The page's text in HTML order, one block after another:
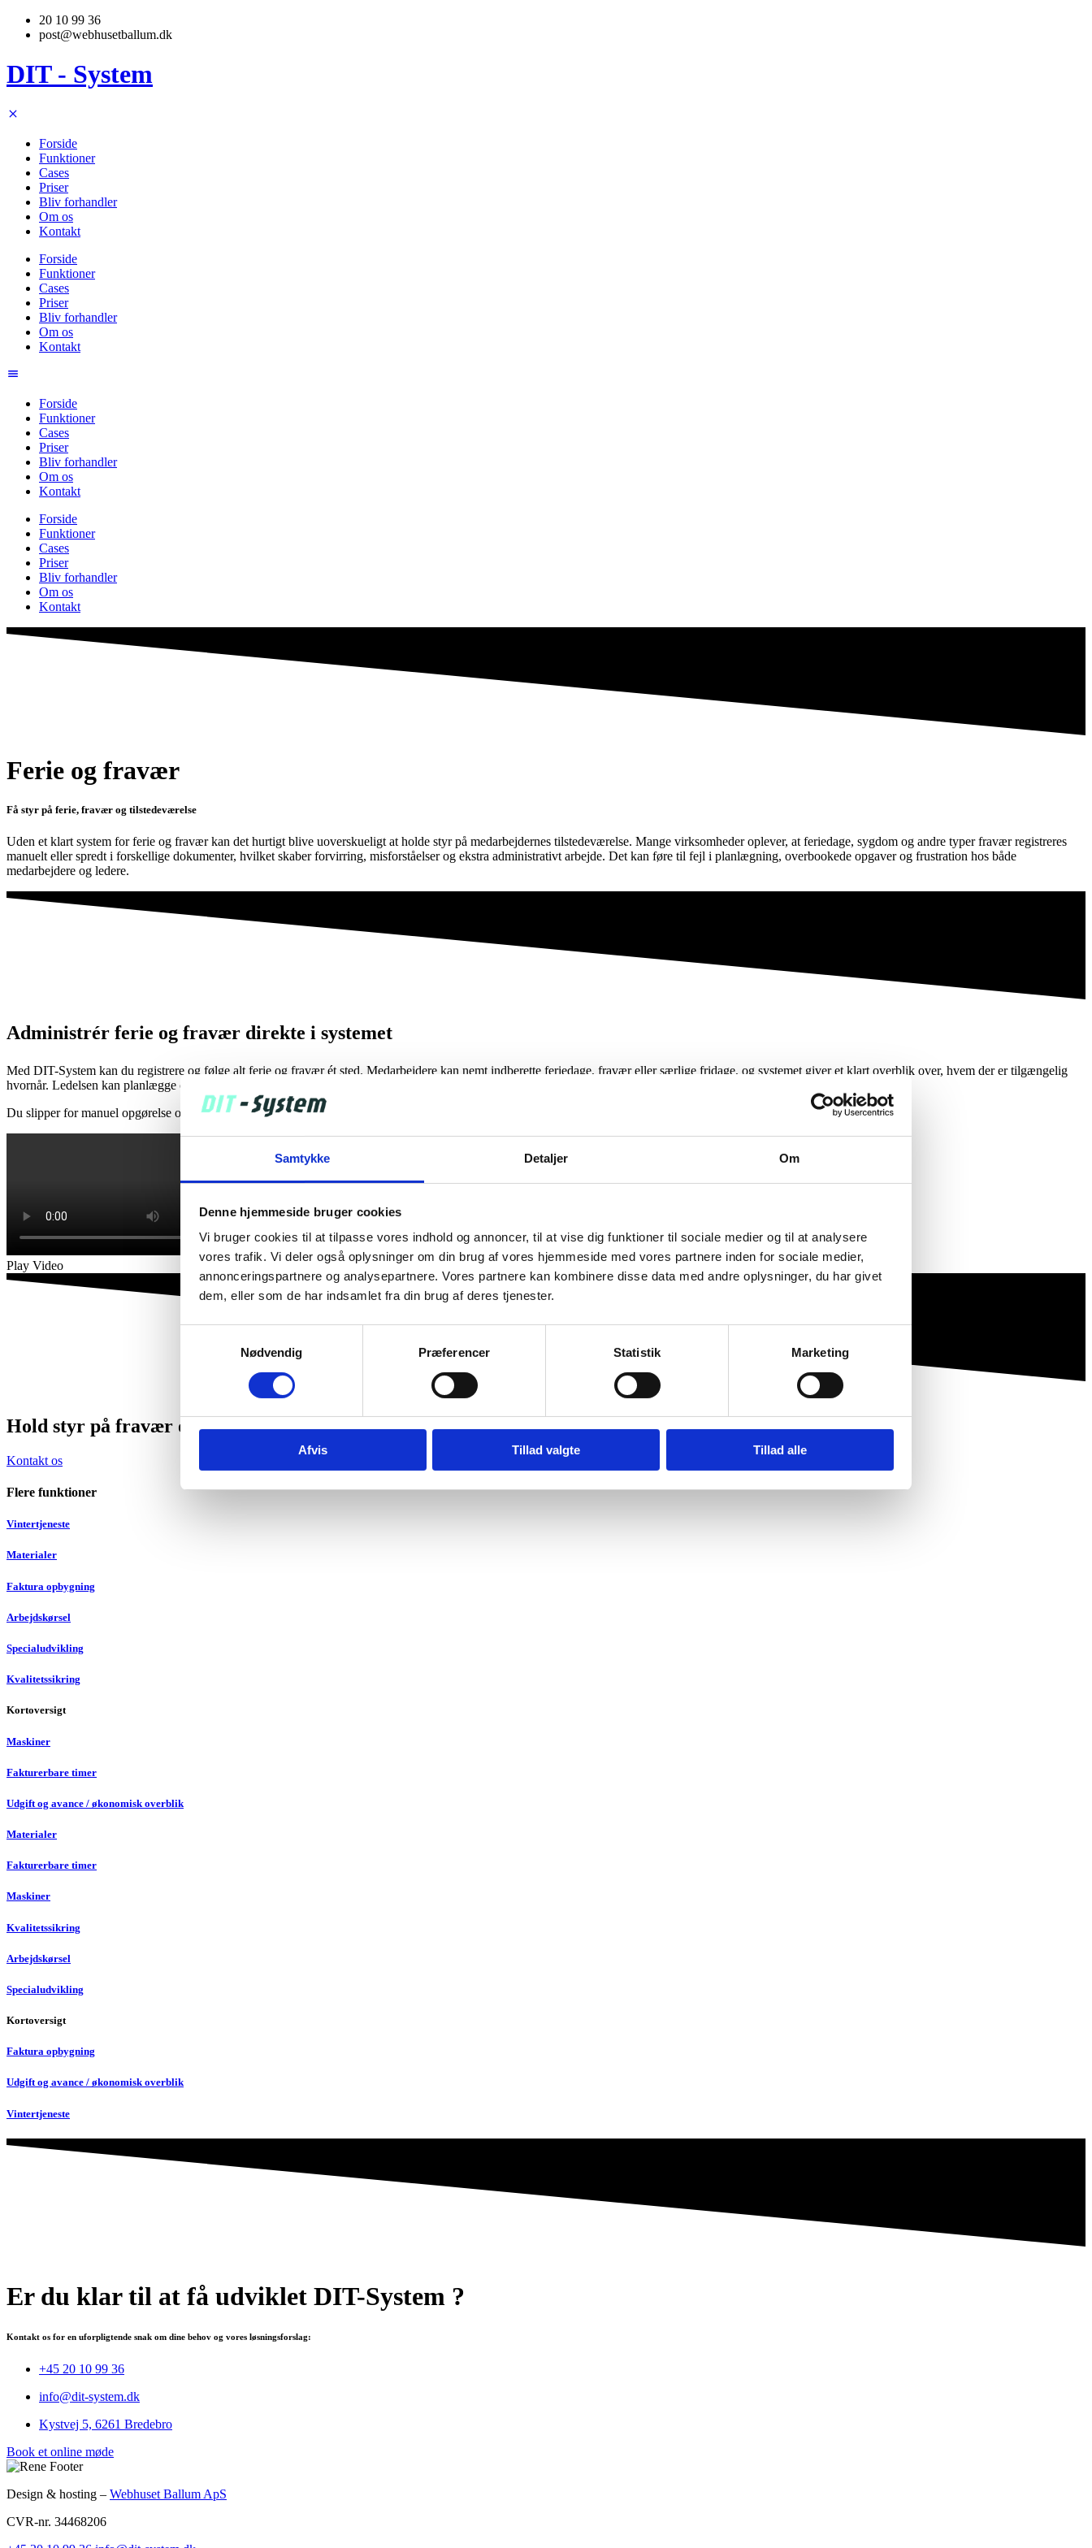
Samtykke Detaljer Om
Denne hjemmeside bruger cookies
Vi bruger cookies til at tilpasse vores indhold og annoncer, til at vise dig funktioner til sociale medier og til at analysere
vores trafik. Vi deler også oplysninger om din brug af vores hjemmeside med vores partnere inden for sociale medier,
annonceringspartnere og analysepartnere. Vores partnere kan kombinere disse data med andre oplysninger, du har givet
dem, eller som de har indsamlet fra din brug af deres tjenester.
Nødvendig
Præferencer Statistik Marketing
Afvis Tillad valgte Tillad alle
Videre 20 10 99 36
post@webhusetballum.dk
DIT - System
Forside
Funktioner
Cases
Priser
Bliv forhandler
Om os
Kontakt
Forside
Funktioner
Cases
Priser
Bliv forhandler
Om os
Kontakt
Forside
Funktioner
Cases
Priser
Bliv forhandler
Om os
Kontakt
Forside
Funktioner
Cases
Priser
Bliv forhandler
Om os
Kontakt
Ferie og fravær
Få styr på ferie, fravær og tilstedeværelse
Uden et klart system for ferie og fravær kan det hurtigt blive uoverskueligt at holde styr på medarbejdernes tilstedeværelse. Mange virksomheder oplever, at feriedage, sygdom og andre typer fravær registreres
manuelt eller spredt i forskellige dokumenter, hvilket skaber forvirring, misforståelser og ekstra administrativt arbejde. Det kan føre til fejl i planlægning, overbookede opgaver og frustration hos både
medarbejdere og ledere.
Administrér ferie og fravær direkte i systemet
Med DIT-System kan du registrere og følge alt ferie og fravær ét sted. Medarbejdere kan nemt indberette feriedage, fravær eller særlige fridage, og systemet giver et klart overblik over, hvem der er tilgængelig
hvornår. Ledelsen kan planlægge opgaver og ressourcer ud fra reelle data, og samtidig sikrer systemet korrekt registrering til løn og økonomi.
Du slipper for manuel opgørelse og dobbelttjek, får et samlet historik over fravær og skaber gennemsigtighed, der gør planlægning og administration langt mere effektiv.
Play Video
Hold styr på fravær og planlæg smartere medDIT-System
Kontakt os
Flere funktioner
Vintertjeneste
Materialer
Faktura opbygning
Arbejdskørsel
Specialudvikling
Kvalitetssikring
Kortoversigt
Maskiner
Fakturerbare timer
Udgift og avance / økonomisk overblik
Materialer
Fakturerbare timer
Maskiner
Kvalitetssikring
Arbejdskørsel
Specialudvikling
Kortoversigt
Faktura opbygning
Udgift og avance / økonomisk overblik
Vintertjeneste
Er du klar til at få udviklet DIT-System ?
Kontakt os for en uforpligtende snak om dine behov og vores løsningsforslag:
+45 20 10 99 36
info@dit-system.dk
Kystvej 5, 6261 Bredebro
Book et online møde
Design & hosting – Webhuset Ballum ApS
CVR-nr. 34468206